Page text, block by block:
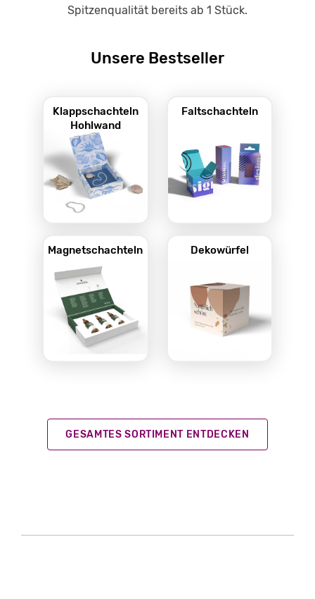
Spitzenqualität bereits ab 1 Stück.
Unsere Bestseller
Klappschachteln
Hohlwand
Faltschachteln
Magnetschachteln Dekowürfel
GESAMTES SORTIMENT ENTDECKEN